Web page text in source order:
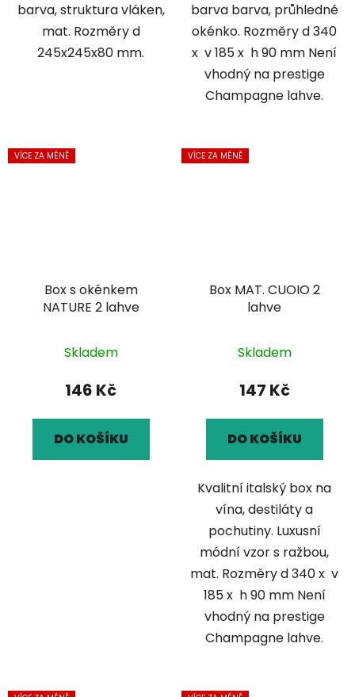
barva, struktura vláken,
mat. Rozměry d
245x245x80 mm.
barva barva, průhledné
okénko. Rozměry d 340
x v 185 x h 90 mm Není
vhodný na prestige
Champagne lahve.
VÍCE ZA MÉNĚ
Box s okénkem
NATURE 2 lahve
Skladem
146 Kč
DO KOŠÍKU
VÍCE ZA MÉNĚ
Box MAT. CUOIO 2
lahve
Skladem
147 Kč
DO KOŠÍKU
Kvalitní italský box na
vína, destiláty a
pochutiny. Luxusní
módní vzor s ražbou,
mat. Rozměry d 340 x v
185 x h 90 mm Není
vhodný na prestige
Champagne lahve.